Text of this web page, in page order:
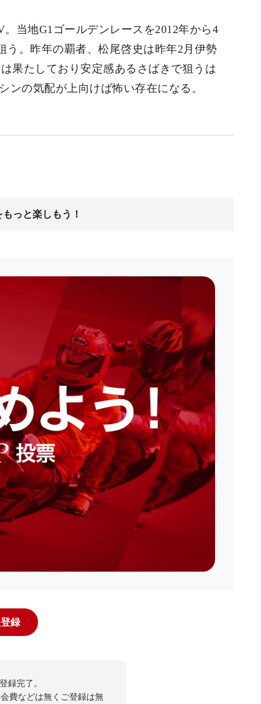
当地G1ゴールデンレースを2012年から4
。昨年の覇者、松尾啓史は昨年2月伊勢
果たしており安定感あるさばきで狙うは
ンの気配が上向けば怖い存在になる。
っと楽しもう！
録
録完了。
費などは無くご登録は無